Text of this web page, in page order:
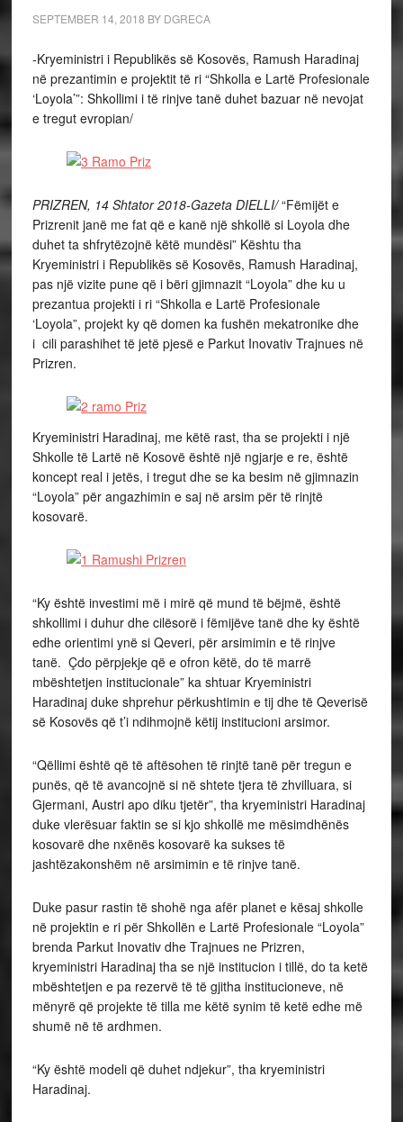
SEPTEMBER 14, 2018 BY DGRECA
-Kryeministri i Republikës së Kosovës, Ramush Haradinaj
në prezantimin e projektit të ri “Shkolla e Lartë Profesionale
‘Loyola’”: Shkollimi i të rinjve tanë duhet bazuar në nevojat
e tregut evropian/
PRIZREN, 14 Shtator 2018-Gazeta DIELLI/“Fëmijët e
Prizrenit janë me fat që e kanë një shkollë si Loyola dhe
duhet ta shfrytëzojnë këtë mundësi” Kështu tha
Kryeministri i Republikës së Kosovës, Ramush Haradinaj,
pas një vizite pune që i bëri gjimnazit “Loyola” dhe ku u
prezantua projekti i ri “Shkolla e Lartë Profesionale
‘Loyola”, projekt ky që domen ka fushën mekatronike dhe
i cili parashihet të jetë pjesë e Parkut Inovativ Trajnues në
Prizren.
Kryeministri Haradinaj, me këtë rast, tha se projekti i një
Shkolle të Lartë në Kosovë është një ngjarje e re, është
koncept real i jetës, i tregut dhe se ka besim në gjimnazin
“Loyola” për angazhimin e saj në arsim për të rinjtë
kosovarë.
“Ky është investimi më i mirë që mund të bëjmë, është
shkollimi i duhur dhe cilësorë i fëmijëve tanë dhe ky është
edhe orientimi ynë si Qeveri, për arsimimin e të rinjve
tanë. Çdo përpjekje që e ofron këtë, do të marrë
mbështetjen institucionale” ka shtuar Kryeministri
Haradinaj duke shprehur përkushtimin e tij dhe të Qeverisë
së Kosovës që t’i ndihmojnë këtij institucioni arsimor.
“Qëllimi është që të aftësohen të rinjtë tanë për tregun e
punës, që të avancojnë si në shtete tjera të zhvilluara, si
Gjermani, Austri apo diku tjetër”, tha kryeministri Haradinaj
duke vlerësuar faktin se si kjo shkollë me mësimdhënës
kosovarë dhe nxënës kosovarë ka sukses të
jashtëzakonshëm në arsimimin e të rinjve tanë.
Duke pasur rastin të shohë nga afër planet e kësaj shkolle
në projektin e ri për Shkollën e Lartë Profesionale “Loyola”
brenda Parkut Inovativ dhe Trajnues ne Prizren,
kryeministri Haradinaj tha se një institucion i tillë, do ta ketë
mbështetjen e pa rezervë të të gjitha institucioneve, në
mënyrë që projekte të tilla me këtë synim të ketë edhe më
shumë në të ardhmen.
“Ky është modeli që duhet ndjekur”, tha kryeministri
Haradinaj.